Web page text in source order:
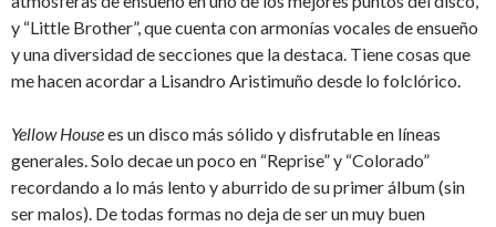
y “Little Brother”, que cuenta con armonías vocales de ensueño
y una diversidad de secciones que la destaca. Tiene cosas que
me hacen acordar a Lisandro Aristimuño desde lo folclórico.
Yellow Housees un disco más sólido y disfrutable en líneas
generales. Solo decae un poco en “Reprise” y “Colorado”
recordando a lo más lento y aburrido de su primer álbum (sin
ser malos). De todas formas no deja de ser un muy buen